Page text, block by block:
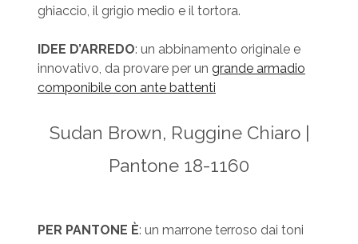
ghiaccio, il grigio medio e il tortora.
IDEE D’ARREDO: un abbinamento originale e
innovativo, da provare per un grande armadio
componibile con ante battenti
Sudan Brown, Ruggine Chiaro |
Pantone 18-1160
PER PANTONE È: un marrone terroso dai toni